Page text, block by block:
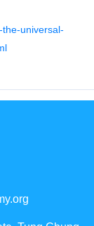
universal-